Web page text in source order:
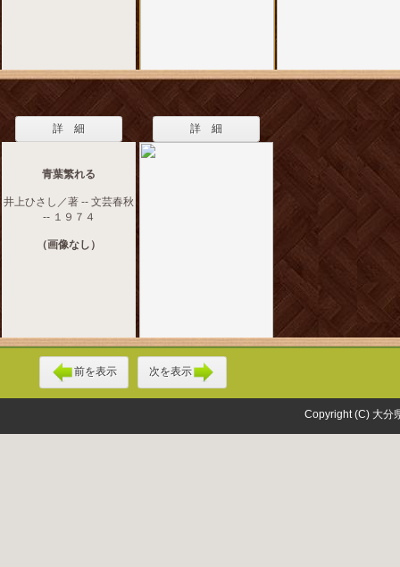
詳 細
青葉繁れる
井上ひさし／著 -- 文芸春秋
-- １９７４
（画像なし）
詳 細
前を表示 次を表示
Copyright (C) 大分